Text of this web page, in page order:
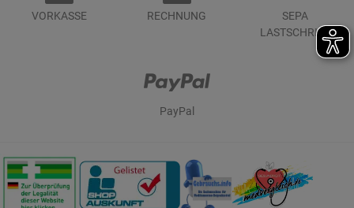
VORKASSE RECHNUNG
SEPA
LASTSCHRIFT
PayPal